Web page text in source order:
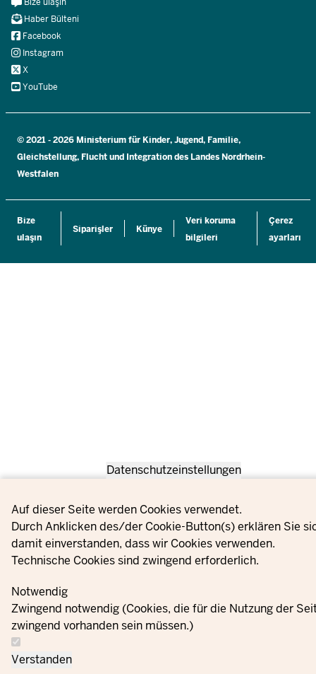
Privacy settings
Datenschutzeinstellungen
Auf dieser Seite werden Cookies verwendet.
Durch Anklicken des/der Cookie-Button(s) erklären Sie
damit einverstanden, dass wir Cookies verwenden.
Technische Cookies sind zwingend erforderlich.
Notwendig
Zwingend notwendig (Cookies, die für die Nutzung der
zwingend vorhanden sein müssen.)
Verstanden
Bize
ulaşın
Siparişler Künye
Veri koruma
bilgileri
Çerez
ayarları
Navi
Social
Bize ulaşın
Haber Bülteni
Facebook
Instagram
X
YouTube
© 2021 - 2026 Ministerium für Kinder, Jugend, Familie,
Gleichstellung, Flucht und Integration des Landes Nordrhein-
Westfalen